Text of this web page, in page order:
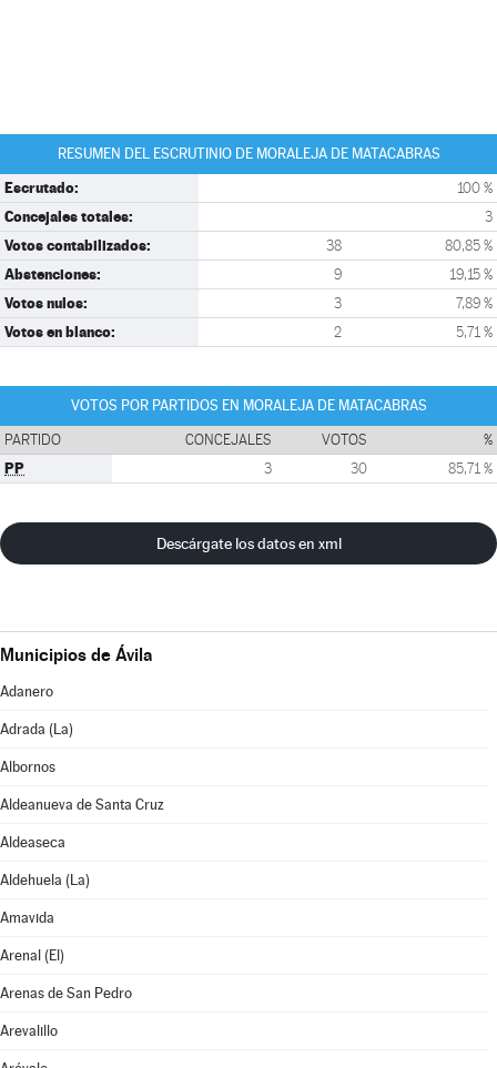
RESUMEN DEL ESCRUTINIO DE MORALEJA DE MATACABRAS
Escrutado: 100 %
Concejales totales: 3
Votos contabilizados: 38 80,85 %
Abstenciones: 9 19,15 %
Votos nulos: 3 7,89 %
Votos en blanco: 2 5,71 %
VOTOS POR PARTIDOS EN MORALEJA DE MATACABRAS
PARTIDO CONCEJALES VOTOS %
PP 3 30 85,71 %
Descárgate los datos en xml
Municipios de Ávila
Adanero
Adrada (La)
Albornos
Aldeanueva de Santa Cruz
Aldeaseca
Aldehuela (La)
Amavida
Arenal (El)
Arenas de San Pedro
Arevalillo